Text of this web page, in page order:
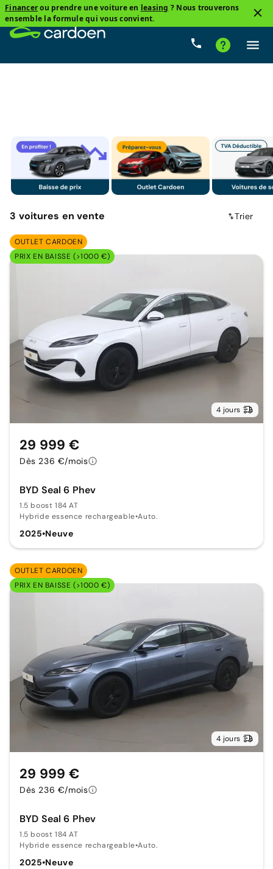
Financerou prendre une voiture en leasing ? Nous trouverons
ensemble la formule qui vous convient.
Hybride rechargeable Prix
3 voitures en vente Trier
OUTLET CARDOEN
PRIX EN BAISSE (>1000 €)
4 jours
BYD Seal 6 Phev
1.5 boost 184 AT
Hybride essence rechargeable•Auto.
2025•Neuve
29 999 €
Dès 236 €/mois
OUTLET CARDOEN
PRIX EN BAISSE (>1000 €)
4 jours
BYD Seal 6 Phev
1.5 boost 184 AT
Hybride essence rechargeable•Auto.
2025•Neuve
29 999 €
Dès 236 €/mois